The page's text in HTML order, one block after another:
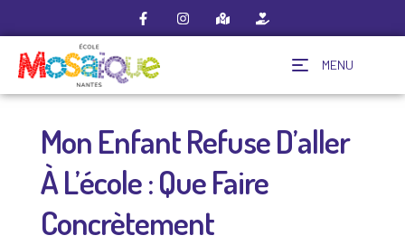
MENU
Mon Enfant Refuse D’aller
À L’école : Que Faire
Concrètement